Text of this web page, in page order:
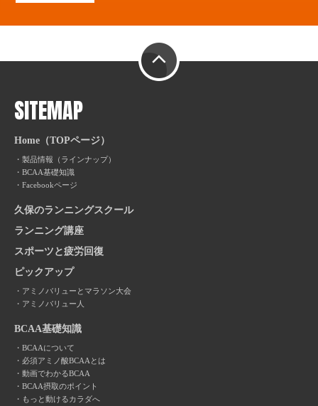
SITEMAP
Home（TOPページ）
製品情報（ラインナップ）
BCAA基礎知識
Facebookページ
久保のランニングスクール
ランニング講座
スポーツと疲労回復
ピックアップ
アミノバリューとマラソン大会
アミノバリュー人
BCAA基礎知識
BCAAについて
必須アミノ酸BCAAとは
動画でわかるBCAA
BCAA摂取のポイント
もっと動けるカラダへ